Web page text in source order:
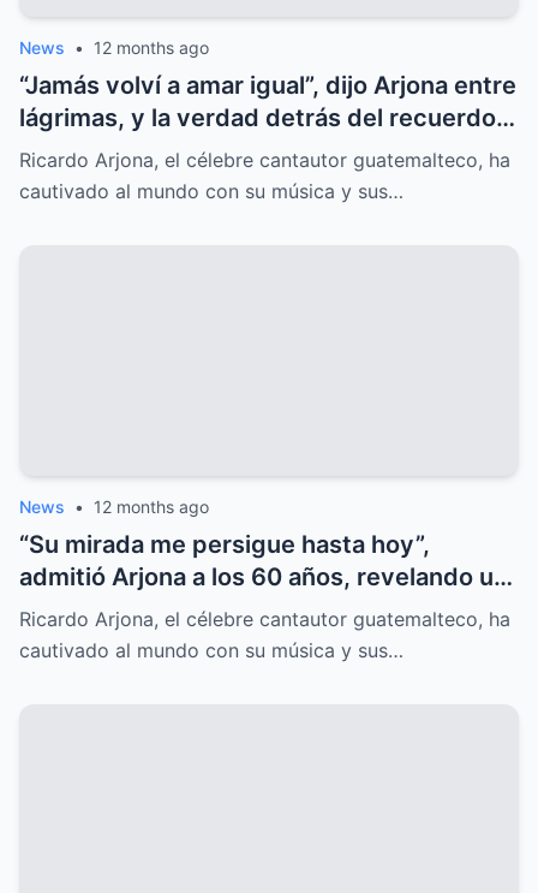
News • 12 months ago
“Jamás volví a amar igual”, dijo Arjona entre
lágrimas, y la verdad detrás del recuerdo
sorprende al mundo.
Ricardo Arjona, el célebre cantautor guatemalteco, ha
cautivado al mundo con su música y sus…
News • 12 months ago
“Su mirada me persigue hasta hoy”,
admitió Arjona a los 60 años, revelando un
amor oculto que lo marcó para siempre.
Ricardo Arjona, el célebre cantautor guatemalteco, ha
cautivado al mundo con su música y sus…